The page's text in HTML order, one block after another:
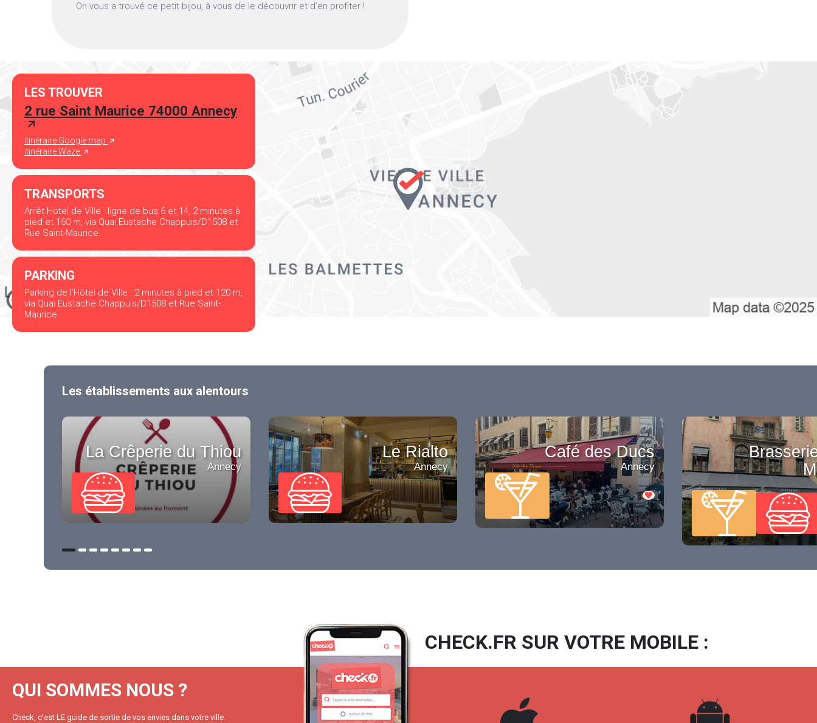
On vous a trouvé ce petit bijou, à vous de le découvrir et d’en profiter !
LES TROUVER
2 rue Saint Maurice 74000 Annecy
itinéraire Google map
itinéraire Waze
TRANSPORTS
Arrêt Hotel de Ville : ligne de bus 6 et 14, 2 minutes à
pied et 160 m, via Quai Eustache Chappuis/D1508 et
Rue Saint-Maurice.
PARKING
Parking de l'Hôtel de Ville : 2 minutes à pied et 120 m,
via Quai Eustache Chappuis/D1508 et Rue Saint-
Maurice.
Les établissements aux alentours
La Crêperie du Thiou
Annecy
Le Rialto
Annecy
Café des Ducs
Annecy
QUI SOMMES NOUS ?
Check, c’est LE guide de sortie de vos envies dans votre ville.
CHECK.FR SUR VOTRE MOBILE :